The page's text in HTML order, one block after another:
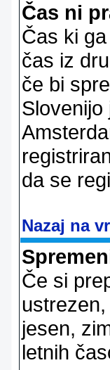
Čas ni
Čas ki
čas iz
če bi
da se
Nazaj na
Če si
jesen,
letnih